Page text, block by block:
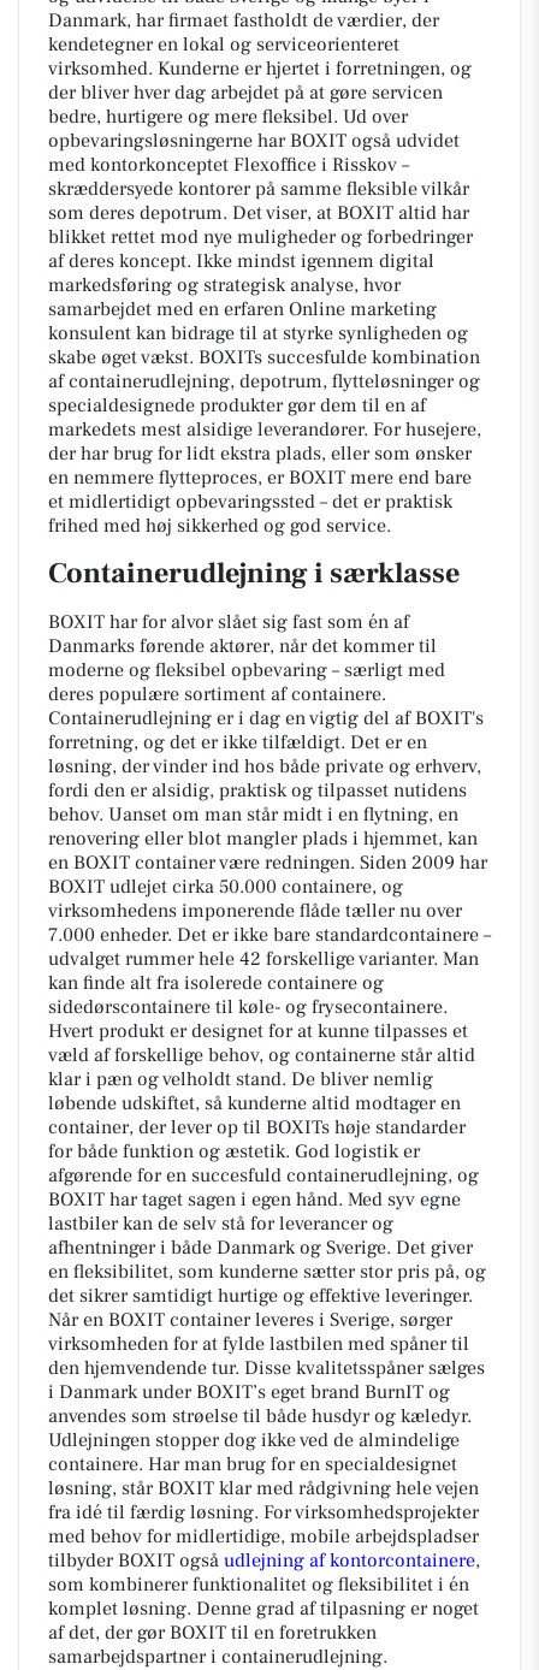
Danmark, har firmaet fastholdt de værdier, der
kendetegner en lokal og serviceorienteret
virksomhed. Kunderne er hjertet i forretningen, og
der bliver hver dag arbejdet på at gøre servicen
bedre, hurtigere og mere fleksibel. Ud over
opbevaringsløsningerne har BOXIT også udvidet
med kontorkonceptet Flexoffice i Risskov –
skræddersyede kontorer på samme fleksible vilkår
som deres depotrum. Det viser, at BOXIT altid har
blikket rettet mod nye muligheder og forbedringer
af deres koncept. Ikke mindst igennem digital
markedsføring og strategisk analyse, hvor
samarbejdet med en erfaren Online marketing
konsulent kan bidrage til at styrke synligheden og
skabe øget vækst. BOXITs succesfulde kombination
af containerudlejning, depotrum, flytteløsninger og
specialdesignede produkter gør dem til en af
markedets mest alsidige leverandører. For husejere,
der har brug for lidt ekstra plads, eller som ønsker
en nemmere flytteproces, er BOXIT mere end bare
et midlertidigt opbevaringssted – det er praktisk
frihed med høj sikkerhed og god service.
Containerudlejning i særklasse
BOXIT har for alvor slået sig fast som én af
Danmarks førende aktører, når det kommer til
moderne og fleksibel opbevaring – særligt med
deres populære sortiment af containere.
Containerudlejning er i dag en vigtig del af BOXIT's
forretning, og det er ikke tilfældigt. Det er en
løsning, der vinder ind hos både private og erhverv,
fordi den er alsidig, praktisk og tilpasset nutidens
behov. Uanset om man står midt i en flytning, en
renovering eller blot mangler plads i hjemmet, kan
en BOXIT container være redningen. Siden 2009 har
BOXIT udlejet cirka 50.000 containere, og
virksomhedens imponerende flåde tæller nu over
7.000 enheder. Det er ikke bare standardcontainere –
udvalget rummer hele 42 forskellige varianter. Man
kan finde alt fra isolerede containere og
sidedørscontainere til køle- og frysecontainere.
Hvert produkt er designet for at kunne tilpasses et
væld af forskellige behov, og containerne står altid
klar i pæn og velholdt stand. De bliver nemlig
løbende udskiftet, så kunderne altid modtager en
container, der lever op til BOXITs høje standarder
for både funktion og æstetik. God logistik er
afgørende for en succesfuld containerudlejning, og
BOXIT har taget sagen i egen hånd. Med syv egne
lastbiler kan de selv stå for leverancer og
afhentninger i både Danmark og Sverige. Det giver
en fleksibilitet, som kunderne sætter stor pris på, og
det sikrer samtidigt hurtige og effektive leveringer.
Når en BOXIT container leveres i Sverige, sørger
virksomheden for at fylde lastbilen med spåner til
den hjemvendende tur. Disse kvalitetsspåner sælges
i Danmark under BOXIT’s eget brand BurnIT og
anvendes som strøelse til både husdyr og kæledyr.
Udlejningen stopper dog ikke ved de almindelige
containere. Har man brug for en specialdesignet
løsning, står BOXIT klar med rådgivning hele vejen
fra idé til færdig løsning. For virksomhedsprojekter
med behov for midlertidige, mobile arbejdspladser
tilbyder BOXIT også udlejning af kontorcontainere,
som kombinerer funktionalitet og fleksibilitet i én
komplet løsning. Denne grad af tilpasning er noget
af det, der gør BOXIT til en foretrukken
samarbejdspartner i containerudlejning.